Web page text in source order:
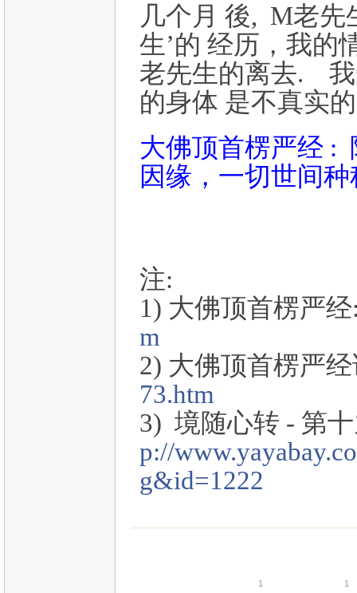
几个月 後, M老先
生’的 经历，我的
老先生的离去. 我
的身体 是不真实
大佛顶首楞严经 :
因缘，一切世间
注:
1) 大佛顶首楞严
m
2) 大佛顶首楞严
73.htm
3) 境随心转 -
p://
g&id=1222
1 1